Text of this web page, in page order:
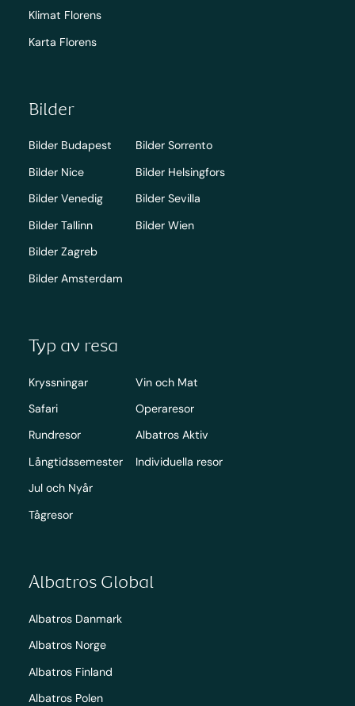
Klimat Florens
Karta Florens
Bilder
Bilder Budapest
Bilder Nice
Bilder Venedig
Bilder Tallinn
Bilder Zagreb
Bilder Amsterdam
Bilder Sorrento
Bilder Helsingfors
Bilder Sevilla
Bilder Wien
Typ av resa
Kryssningar
Safari
Rundresor
Långtidssemester
Jul och Nyår
Tågresor
Vin och Mat
Operaresor
Albatros Aktiv
Individuella resor
Albatros Global
Albatros Danmark
Albatros Norge
Albatros Finland
Albatros Polen